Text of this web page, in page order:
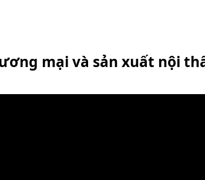
mại và sản xuất nội